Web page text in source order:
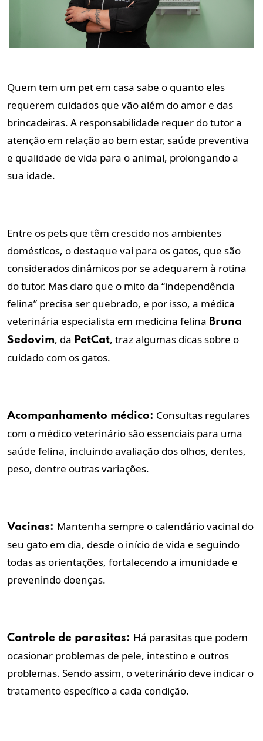
Quem tem um pet em casa sabe o quanto eles
requerem cuidados que vão além do amor e das
brincadeiras. A responsabilidade requer do tutor a
atenção em relação ao bem estar, saúde preventiva
e qualidade de vida para o animal, prolongando a
sua idade.
Entre os pets que têm crescido nos ambientes
domésticos, o destaque vai para os gatos, que são
considerados dinâmicos por se adequarem à rotina
do tutor. Mas claro que o mito da “independência
felina” precisa ser quebrado, e por isso, a médica
veterinária especialista em medicina felina Bruna
Sedovim, da PetCat, traz algumas dicas sobre o
cuidado com os gatos.
Acompanhamento médico: Consultas regulares
com o médico veterinário são essenciais para uma
saúde felina, incluindo avaliação dos olhos, dentes,
peso, dentre outras variações.
Vacinas: Mantenha sempre o calendário vacinal do
seu gato em dia, desde o início de vida e seguindo
todas as orientações, fortalecendo a imunidade e
prevenindo doenças.
Controle de parasitas: Há parasitas que podem
ocasionar problemas de pele, intestino e outros
problemas. Sendo assim, o veterinário deve indicar o
tratamento específico a cada condição.